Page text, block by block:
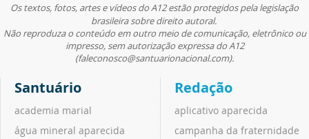
Os textos, fotos, artes e vídeos do A12 estão protegidos pela legislação
brasileira sobre direito autoral.
Não reproduza o conteúdo em outro meio de comunicação, eletrônico ou
impresso, sem autorização expressa do A12
(faleconosco@santuarionacional.com).
Santuário
academia marial
água mineral aparecida
Redação
aplicativo aparecida
campanha da fraternidade